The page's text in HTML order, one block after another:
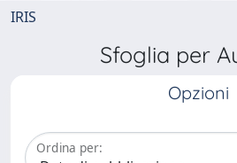
IRIS
Sfoglia per
Opzioni
Ordina per: